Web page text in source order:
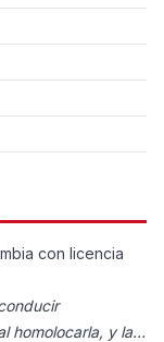
con licencia
homolocarla, y la